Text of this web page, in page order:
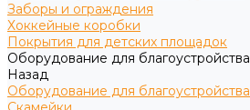
Заборы и ограждения
Хоккейные коробки
Покрытия для детских площадок
Оборудование для благоустройства
Назад
Оборудование для благоустройства